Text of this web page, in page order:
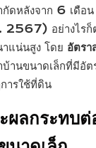
กัดหลังจาก 6 เดือ
2567) อย่างไรก็
าแน่นสูง โดย อัตร
บ้านขนาดเล็กที่มีอั
ารใช้ที่ดิน
ผลกระทบ